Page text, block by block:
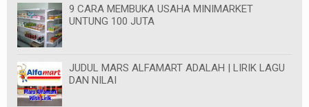
9 CARA MEMBUKA USAHA MINIMARKET
UNTUNG 100 JUTA
JUDUL MARS ALFAMART ADALAH | LIRIK LAGU
DAN NILAI